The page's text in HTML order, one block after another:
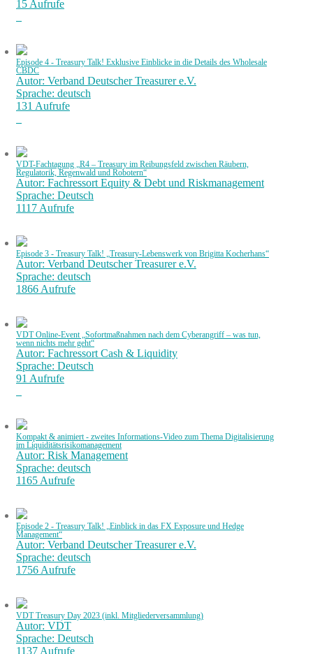
15 Aufrufe
Episode 4 - Treasury Talk! Exklusive Einblicke in die Details des Wholesale
CBDC
Autor: Verband Deutscher Treasurer e.V.
Sprache: deutsch
131 Aufrufe
VDT-Fachtagung „R4 – Treasury im Reibungsfeld zwischen Räubern,
Regulatorik, Regenwald und Robotern“
Autor: Fachressort Equity & Debt und Riskmanagement
Sprache: Deutsch
1117 Aufrufe
Episode 3 - Treasury Talk! „Treasury-Lebenswerk von Brigitta Kocherhans“
Autor: Verband Deutscher Treasurer e.V.
Sprache: deutsch
1866 Aufrufe
VDT Online-Event „Sofortmaßnahmen nach dem Cyberangriff – was tun,
wenn nichts mehr geht“
Autor: Fachressort Cash & Liquidity
Sprache: Deutsch
91 Aufrufe
Kompakt & animiert - zweites Informations-Video zum Thema Digitalisierung
im Liquiditätsrisikomanagement
Autor: Risk Management
Sprache: deutsch
1165 Aufrufe
Episode 2 - Treasury Talk! „Einblick in das FX Exposure und Hedge
Management“
Autor: Verband Deutscher Treasurer e.V.
Sprache: deutsch
1756 Aufrufe
VDT Treasury Day 2023 (inkl. Mitgliederversammlung)
Autor: VDT
Sprache: Deutsch
1137 Aufrufe